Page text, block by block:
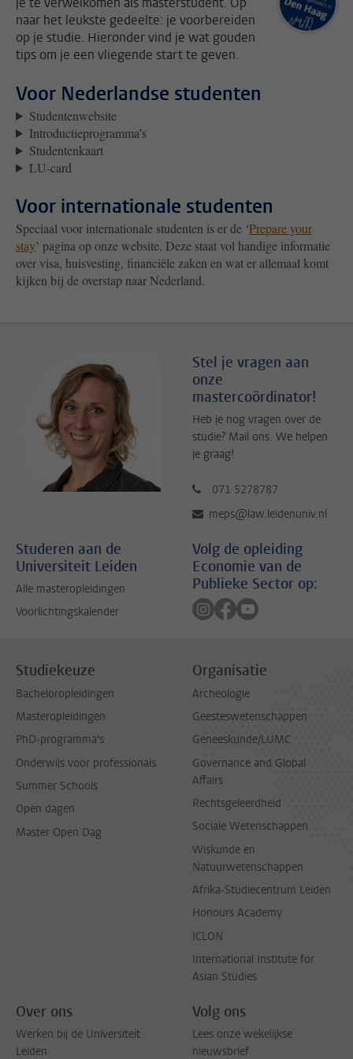
naar het leukste gedeelte: je voorbereiden
op je studie. Hieronder vind je wat gouden
tips om je een vliegende start te geven.
Voor Nederlandse studenten
Studentenwebsite
Introductieprogramma’s
Studentenkaart
LU-card
Voor internationale studenten
Speciaal voor internationale studenten is er de ‘Prepare your
stay’ pagina op onze website. Deze staat vol handige informatie
over visa, huisvesting, financiële zaken en wat er allemaal komt
kijken bij de overstap naar Nederland.
Stel je vragen aan
onze
mastercoördinator!
Heb je nog vragen over de
studie? Mail ons. We helpen
je graag!
071 5278787
meps@law.leidenuniv.nl
Studeren aan de
Universiteit Leiden
Alle masteropleidingen
Voorlichtingskalender
Volg de opleiding
Economie van de
Publieke Sector op:
Volg ons op instagram
Volg ons op facebook
Volg ons op
Studiekeuze
Bacheloropleidingen
Masteropleidingen
PhD-programma's
Onderwijs voor professionals
Summer Schools
Open dagen
Master Open Dag
Organisatie
Archeologie
Geesteswetenschappen
Geneeskunde/LUMC
Governance and Global
Affairs
Rechtsgeleerdheid
Sociale Wetenschappen
Wiskunde en
Natuurwetenschappen
Afrika-Studiecentrum Leiden
Honours Academy
ICLON
International Institute for
Asian Studies
Over ons
Werken bij de Universiteit
Leiden
Volg ons
Lees onze wekelijkse
nieuwsbrief